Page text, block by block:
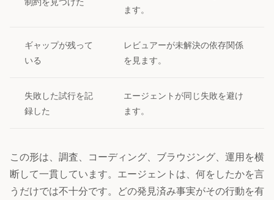
ます。
ギャップが残って
いる
レビュアーが未解決の依存関係
を見ます。
失敗した試行を記
録した
エージェントが同じ失敗を避け
ます。
この形は、調査、コーディング、ブラウジング、運用を横
断して一貫しています。エージェントは、何をしたかを言
うだけでは不十分です。どの発見済み事実がその行動を有